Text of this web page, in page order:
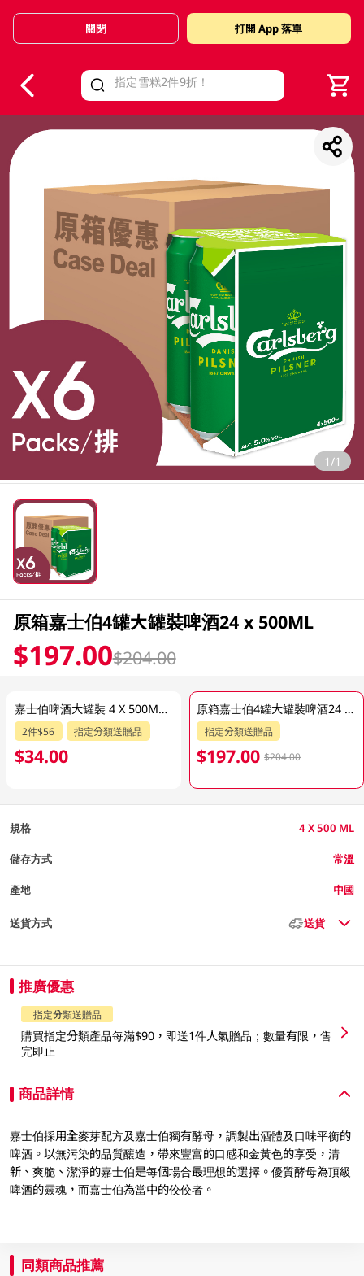
Valid Until 30 June 2026
關閉 打開 App 落單
1/1
原箱嘉士伯4罐大罐裝啤酒24 x 500ML
$197.00$204.00
嘉士伯啤酒大罐裝 4 X 500ML (新舊包裝隨機發貨)
2件$56 指定分類送贈品
$34.00
原箱嘉士伯4罐大罐裝啤酒24 x 500ML
指定分類送贈品
$197.00 $204.00
規格 4 X 500 ML
儲存方式 常溫
產地 中國
送貨方式 送貨
推廣優惠
指定分類送贈品
購買指定分類產品每滿$90，即送1件人氣贈品；數量有限，售
完即止
商品詳情
嘉士伯採用全麥芽配方及嘉士伯獨有酵母，調製出酒體及口味平衡的
啤酒。以無污染的品質釀造，帶來豐富的口感和金黃色的享受，清
新、爽脆、潔淨的嘉士伯是每個場合最理想的選擇。優質酵母為頂級
啤酒的靈魂，而嘉士伯為當中的佼佼者。
同類商品推薦